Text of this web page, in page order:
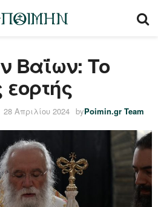
Βαΐων: Το
28 Απριλίου 2024 byPoimin.gr Team